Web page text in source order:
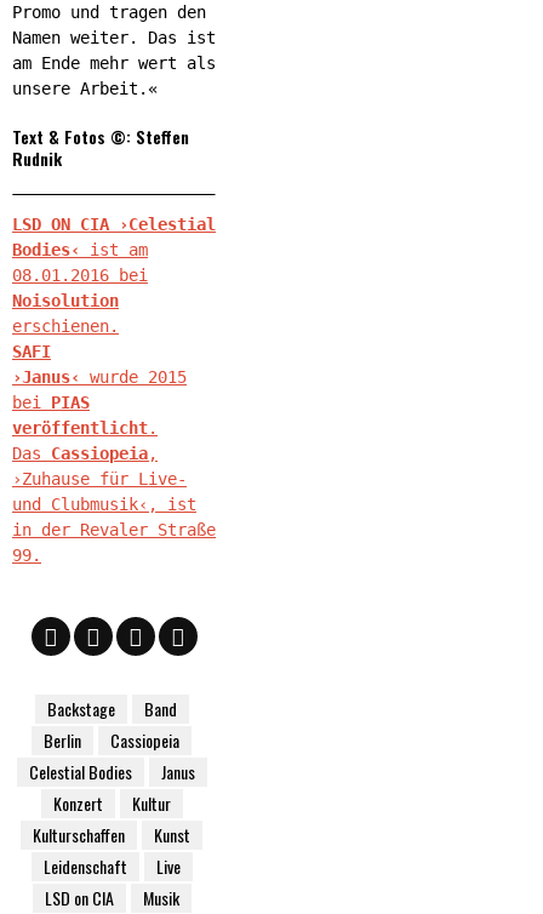
Promo und tragen den
Namen weiter. Das ist
am Ende mehr wert als
unsere Arbeit.«
Text & Fotos ©: Steffen
Rudnik
LSD ON CIA ›Celestial
Bodies‹
ist am
08.01.2016 bei
Noisolution
erschienen.
SAFI
›Janus‹
wurde 2015
bei PIAS
veröffentlicht.
Das Cassiopeia,
›Zuhause für Live-
und Clubmusik‹, ist
in der Revaler Straße
99.
Backstage
Band
Berlin
Cassiopeia
Celestial Bodies
Janus
Konzert
Kultur
Kulturschaffen
Kunst
Leidenschaft
Live
LSD on CIA
Musik